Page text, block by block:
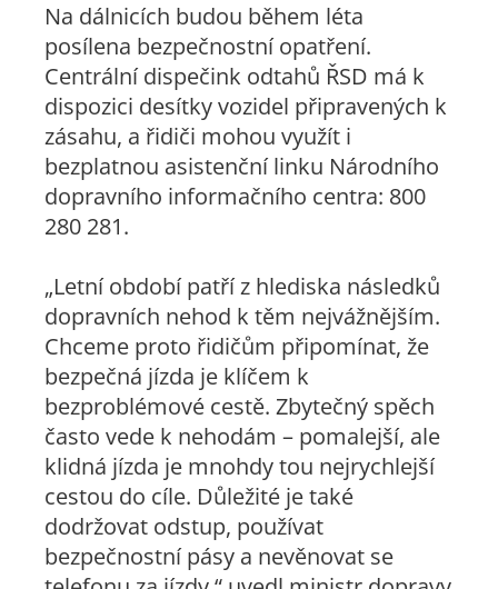
Na dálnicích budou během léta
posílena bezpečnostní opatření.
Centrální dispečink odtahů ŘSD má k
dispozici desítky vozidel připravených k
zásahu, a řidiči mohou využít i
bezplatnou asistenční linku Národního
dopravního informačního centra: 800
280 281.
„Letní období patří z hlediska následků
dopravních nehod k těm nejvážnějším.
Chceme proto řidičům připomínat, že
bezpečná jízda je klíčem k
bezproblémové cestě. Zbytečný spěch
často vede k nehodám – pomalejší, ale
klidná jízda je mnohdy tou nejrychlejší
cestou do cíle. Důležité je také
dodržovat odstup, používat
bezpečnostní pásy a nevěnovat se